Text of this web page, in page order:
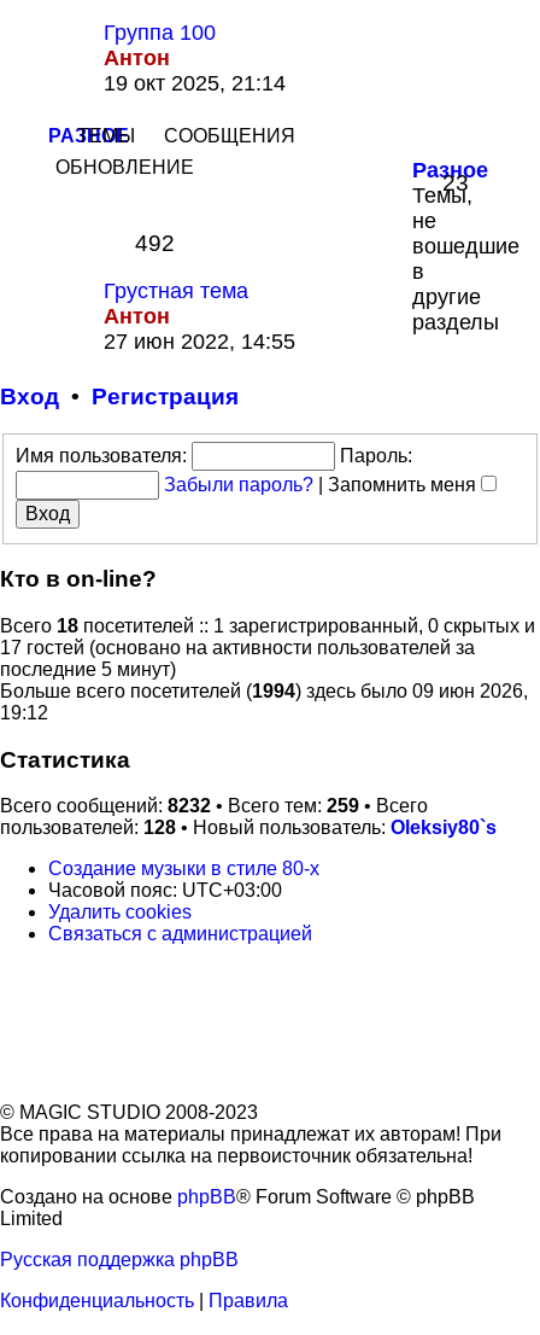
Группа 100
Антон
Перейти
последнему
сообщению
19 окт 2025, 21:14
РАЗНОЕ
ТЕМЫ
СООБЩЕНИЯ
ОБНОВЛЕНИЕ
Разное
Темы,
не
вошедшие
в
другие
разделы
23
492
Грустная тема
Антон
Перейти
сообщению
27 июн 2022, 14:55
Вход • Регистрация
Имя пользователя:
Пароль:
Забыли пароль?
Запомнить меня
Кто в on-line?
Всего 18 посетителей :: 1 зарегистрированный, 0 скрытых и
17 гостей (основано на активности пользователей за
последние 5 минут)
Больше всего посетителей (1994) здесь было 09 июн 2026,
19:12
Статистика
Всего сообщений: 8232 • Всего тем: 259 • Всего
пользователей: 128 • Новый пользователь: Oleksiy80`s
Создание музыки в стиле 80-х
Часовой пояс: UTC+03:00
Удалить cookies
Связаться с
Связаться с администрацией
© MAGIC STUDIO 2008-2023
Все права на материалы принадлежат их авторам! При
копировании ссылка на первоисточник обязательна!
Создано на основе phpBB® Forum Software © phpBB
Limited
Русская поддержка phpBB
Конфиденциальность
Правила